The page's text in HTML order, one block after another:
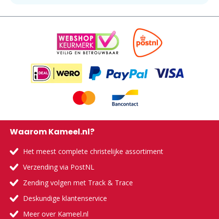
Waarom Kameel.nl?
Het meest complete christelijke assortiment
Verzending via PostNL
Zending volgen met Track & Trace
Deskundige klantenservice
Meer over Kameel.nl